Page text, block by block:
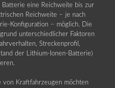
eine Reichweite bis zur
Reichweite – je nach
Konfiguration – möglich. Die
unterschiedlicher Faktoren
Streckenprofil,
der Lithium-Ionen-Batterie)
Kraftfahrzeugen möchten